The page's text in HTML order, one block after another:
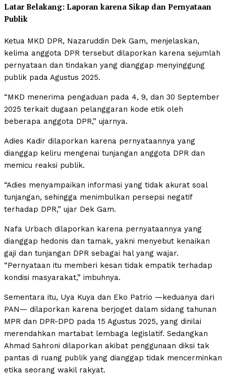
Latar Belakang: Laporan karena Sikap dan Pernyataan
Publik
Ketua MKD DPR, Nazaruddin Dek Gam, menjelaskan,
kelima anggota DPR tersebut dilaporkan karena sejumlah
pernyataan dan tindakan yang dianggap menyinggung
publik pada Agustus 2025.
“MKD menerima pengaduan pada 4, 9, dan 30 September
2025 terkait dugaan pelanggaran kode etik oleh
beberapa anggota DPR,” ujarnya.
Adies Kadir dilaporkan karena pernyataannya yang
dianggap keliru mengenai tunjangan anggota DPR dan
memicu reaksi publik.
“Adies menyampaikan informasi yang tidak akurat soal
tunjangan, sehingga menimbulkan persepsi negatif
terhadap DPR,” ujar Dek Gam.
Nafa Urbach dilaporkan karena pernyataannya yang
dianggap hedonis dan tamak, yakni menyebut kenaikan
gaji dan tunjangan DPR sebagai hal yang wajar.
“Pernyataan itu memberi kesan tidak empatik terhadap
kondisi masyarakat,” imbuhnya.
Sementara itu, Uya Kuya dan Eko Patrio —keduanya dari
PAN— dilaporkan karena berjoget dalam sidang tahunan
MPR dan DPR-DPD pada 15 Agustus 2025, yang dinilai
merendahkan martabat lembaga legislatif. Sedangkan
Ahmad Sahroni dilaporkan akibat penggunaan diksi tak
pantas di ruang publik yang dianggap tidak mencerminkan
etika seorang wakil rakyat.